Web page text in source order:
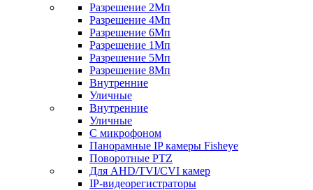
Разрешение 2Мп
Разрешение 4Мп
Разрешение 6Мп
Разрешение 1Мп
Разрешение 5Мп
Разрешение 8Мп
Внутренние
Уличные
Внутренние
Уличные
С микрофоном
Панорамные IP камеры Fisheye
Поворотные PTZ
Для AHD/TVI/CVI камер
IP-видеорегистраторы